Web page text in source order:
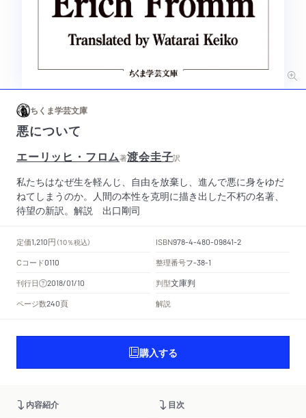
ちくま学芸文庫
悪について
エーリッヒ・フロム著渡会圭子訳
私たちはなぜ生を軽んじ、自由を放棄し、進んで悪に身をゆだ
ねてしまうのか。人間の本性を克明に描き出した不朽の名著、
待望の新訳。解説 出口剛司
定価1,210円 （10％税込） ISBN978-4-480-09841-2
Cコード0110 整理番号フ-38-1
刊行日 2018/01/10 判型文庫判
ページ数240頁 解説
購入する
内容紹介 目次